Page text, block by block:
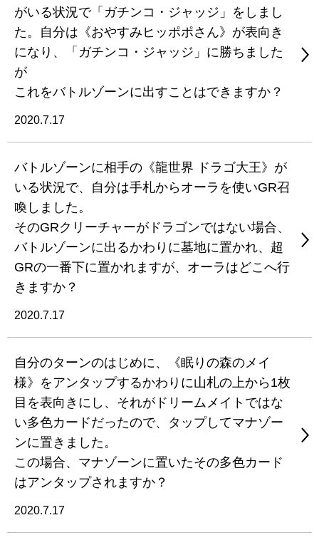
がいる状況で「ガチンコ・ジャッジ」をしまし
た。自分は《おやすみヒッポポさん》が表向き
になり、「ガチンコ・ジャッジ」に勝ちました
が
これをバトルゾーンに出すことはできますか？
2020.7.17
バトルゾーンに相手の《龍世界 ドラゴ大王》が
いる状況で、自分は手札からオーラを使いGR召
喚しました。
そのGRクリーチャーがドラゴンではない場合、
バトルゾーンに出るかわりに墓地に置かれ、超
GRの一番下に置かれますが、オーラはどこへ行
きますか？
2020.7.17
自分のターンのはじめに、《眠りの森のメイ
様》をアンタップするかわりに山札の上から1枚
目を表向きにし、それがドリームメイトではな
い多色カードだったので、タップしてマナゾー
ンに置きました。
この場合、マナゾーンに置いたその多色カード
はアンタップされますか？
2020.7.17